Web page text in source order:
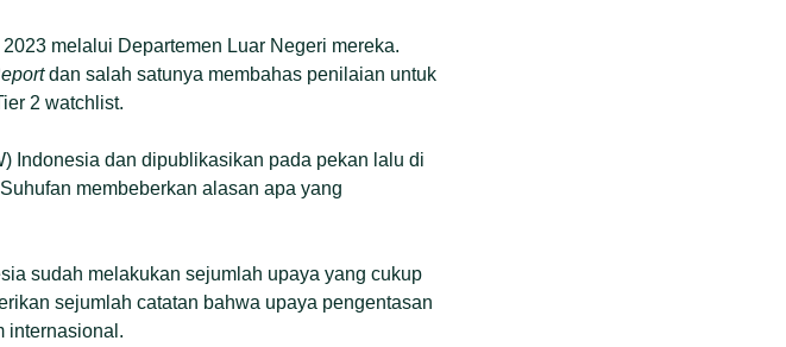
melalui Departemen Luar Negeri mereka.
dan salah satunya membahas penilaian untuk
2 watchlist.
Indonesia dan dipublikasikan pada pekan lalu di
membeberkan alasan apa yang
sudah melakukan sejumlah upaya yang cukup
sejumlah catatan bahwa upaya pengentasan
internasional.